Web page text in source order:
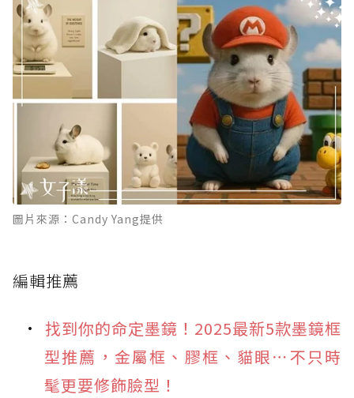
圖片來源：Candy Yang提供
編輯推薦
找到你的命定墨鏡！2025最新5款墨鏡框
型推薦，金屬框、膠框、貓眼⋯不只時
髦更要修飾臉型！